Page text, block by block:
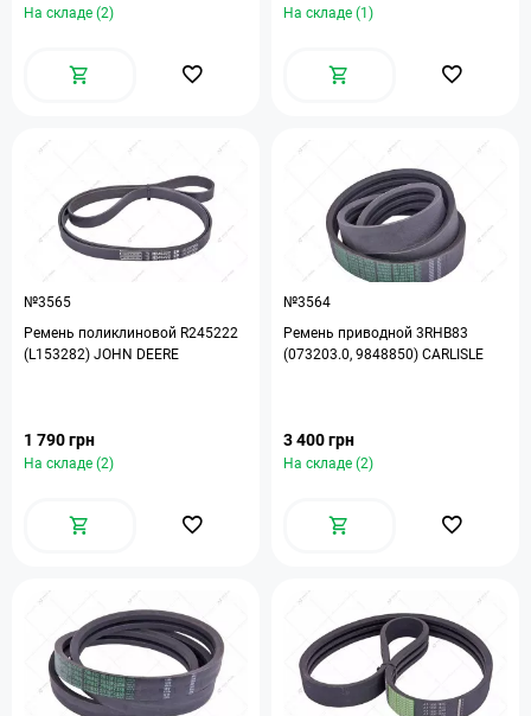
На складе (2) На складе (1)
№3565
Ремень поликлиновой R245222
(L153282) JOHN DEERE
1 790 грн
На складе (2)
№3564
Ремень приводной 3RHB83
(073203.0, 9848850) CARLISLE
3 400 грн
На складе (2)